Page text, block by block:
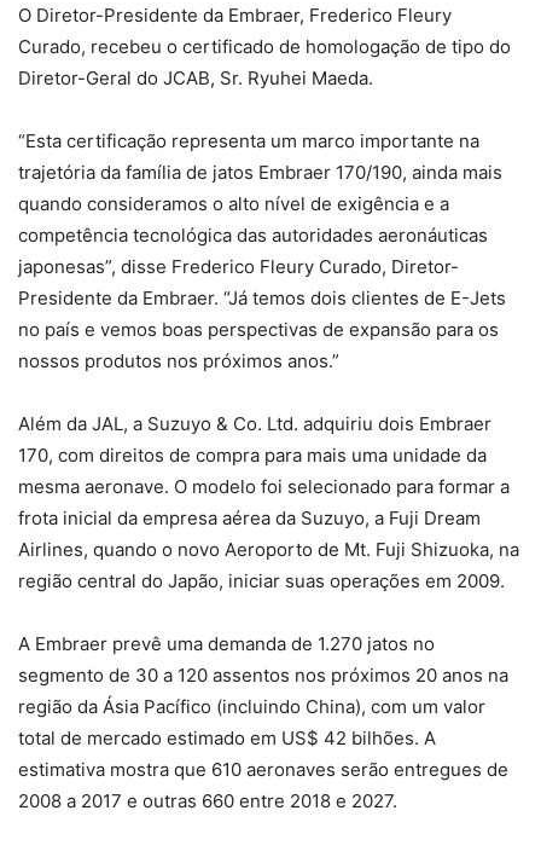
O Diretor-Presidente da Embraer, Frederico Fleury
Curado, recebeu o certificado de homologação de tipo do
Diretor-Geral do JCAB, Sr. Ryuhei Maeda.
“Esta certificação representa um marco importante na
trajetória da família de jatos Embraer 170/190, ainda mais
quando consideramos o alto nível de exigência e a
competência tecnológica das autoridades aeronáuticas
japonesas”, disse Frederico Fleury Curado, Diretor-
Presidente da Embraer. “Já temos dois clientes de E-Jets
no país e vemos boas perspectivas de expansão para os
nossos produtos nos próximos anos.”
Além da JAL, a Suzuyo & Co. Ltd. adquiriu dois Embraer
170, com direitos de compra para mais uma unidade da
mesma aeronave. O modelo foi selecionado para formar a
frota inicial da empresa aérea da Suzuyo, a Fuji Dream
Airlines, quando o novo Aeroporto de Mt. Fuji Shizuoka, na
região central do Japão, iniciar suas operações em 2009.
A Embraer prevê uma demanda de 1.270 jatos no
segmento de 30 a 120 assentos nos próximos 20 anos na
região da Ásia Pacífico (incluindo China), com um valor
total de mercado estimado em US$ 42 bilhões. A
estimativa mostra que 610 aeronaves serão entregues de
2008 a 2017 e outras 660 entre 2018 e 2027.